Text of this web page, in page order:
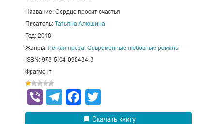
Название: Сердце просит счастья
Писатель: Татьяна Алюшина
Год: 2018
Жанры: Легкая проза Современные любовные романы
ISBN: 978-5-04-098434-3
Фрагмент
ViberTelegram
Facebook
Скачать книгу